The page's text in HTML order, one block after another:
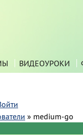
ВИДЕОУРОКИ
» medium-go